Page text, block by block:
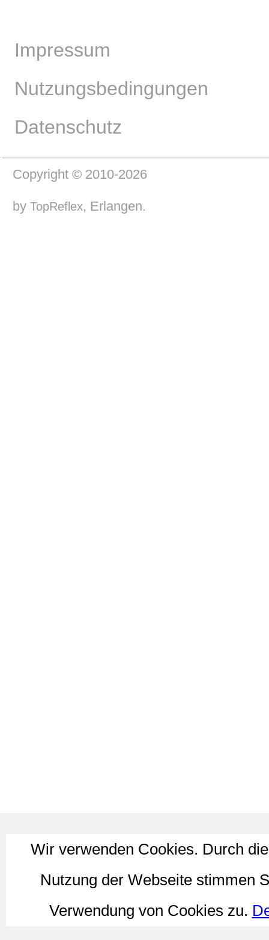
Wir verwenden Cookies. Durch
Nutzung der Webseite stimmen
Verwendung von Cookies zu.
Impressum
Nutzungsbedingungen
Datenschutz
Copyright © 2010-2026
by TopReflex, Erlangen.